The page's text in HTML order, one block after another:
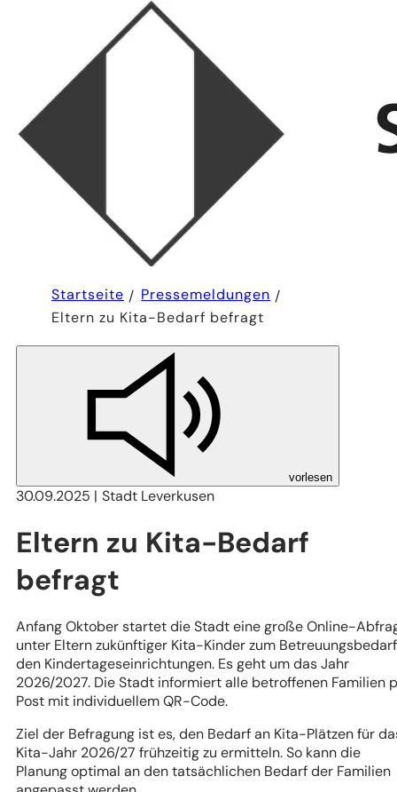
Startseite
Pressemeldungen
Eltern zu Kita-Bedarf befragt
vorlesen
30.09.2025 Stadt Leverkusen
Eltern zu Kita-Bedarf
befragt
Anfang Oktober startet die Stadt eine große Online-
unter Eltern zukünftiger Kita-Kinder zum
den Kindertageseinrichtungen. Es geht um das Jahr
2026/2027. Die Stadt informiert alle betroffenen Familien
Post mit individuellem QR-Code.
Ziel der Befragung ist es, den Bedarf an Kita-Plätzen für
Kita-Jahr 2026/27 frühzeitig zu ermitteln. So kann die
Planung optimal an den tatsächlichen Bedarf der Familien